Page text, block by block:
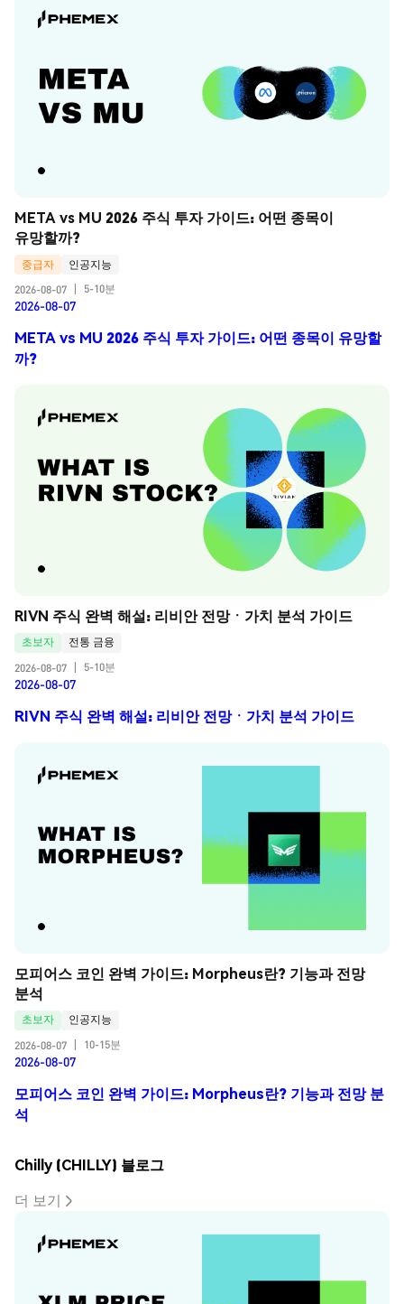
META vs MU 2026 주식 투자 가이드: 어떤 종목이
유망할까?
중급자
인공지능
2026-08-07
5-10분
2026-08-07
META vs MU 2026 주식 투자 가이드: 어떤 종목이 유망할
까?
RIVN 주식 완벽 해설: 리비안 전망ㆍ가치 분석 가이드
초보자
전통 금융
2026-08-07
5-10분
2026-08-07
RIVN 주식 완벽 해설: 리비안 전망ㆍ가치 분석 가이드
모피어스 코인 완벽 가이드: Morpheus란? 기능과 전망
분석
초보자
인공지능
2026-08-07
10-15분
2026-08-07
모피어스 코인 완벽 가이드: Morpheus란? 기능과 전망 분
석
Chilly (CHILLY) 블로그
더 보기